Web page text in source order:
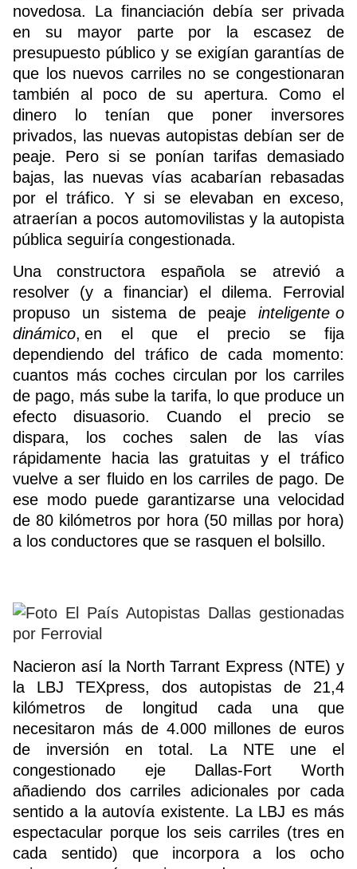
novedosa. La financiación debía ser privada
en su mayor parte por la escasez de
presupuesto público y se exigían garantías de
que los nuevos carriles no se congestionaran
también al poco de su apertura. Como el
dinero lo tenían que poner inversores
privados, las nuevas autopistas debían ser de
peaje. Pero si se ponían tarifas demasiado
bajas, las nuevas vías acabarían rebasadas
por el tráfico. Y si se elevaban en exceso,
atraerían a pocos automovilistas y la autopista
pública seguiría congestionada.
Una constructora española se atrevió a
resolver (y a financiar) el dilema. Ferrovial
propuso un sistema de peaje inteligente o
dinámico, en el que el precio se fija
dependiendo del tráfico de cada momento:
cuantos más coches circulan por los carriles
de pago, más sube la tarifa, lo que produce un
efecto disuasorio. Cuando el precio se
dispara, los coches salen de las vías
rápidamente hacia las gratuitas y el tráfico
vuelve a ser fluido en los carriles de pago. De
ese modo puede garantizarse una velocidad
de 80 kilómetros por hora (50 millas por hora)
a los conductores que se rasquen el bolsillo.
Nacieron así la North Tarrant Express (NTE) y
la LBJ TEXpress, dos autopistas de 21,4
kilómetros de longitud cada una que
necesitaron más de 4.000 millones de euros
de inversión en total. La NTE une el
congestionado eje Dallas-Fort Worth
añadiendo dos carriles adicionales por cada
sentido a la autovía existente. La LBJ es más
espectacular porque los seis carriles (tres en
cada sentido) que incorpora a los ocho